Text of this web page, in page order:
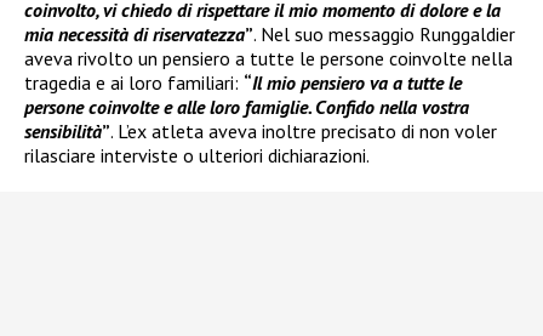
coinvolto, vi chiedo di rispettare il mio momento di dolore e la
mia necessità di riservatezza”. Nel suo messaggio Runggaldier
aveva rivolto un pensiero a tutte le persone coinvolte nella
tragedia e ai loro familiari: “Il mio pensiero va a tutte le
persone coinvolte e alle loro famiglie. Confido nella vostra
sensibilità”. L’ex atleta aveva inoltre precisato di non voler
rilasciare interviste o ulteriori dichiarazioni.